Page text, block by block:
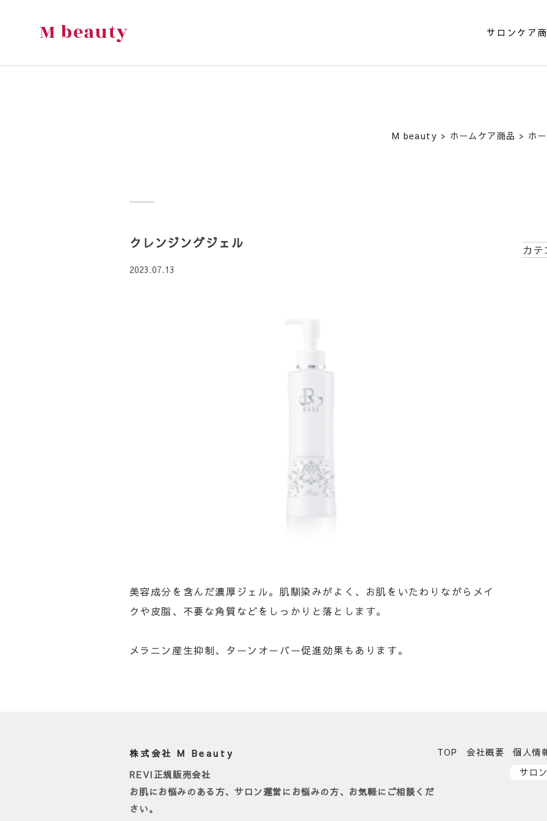
M beauty サロンケア
M beauty > ホームケア商品 > ホ
クレンジングジェル
2023.07.13
美容成分を含んだ濃厚ジェル。肌馴染みがよく、お肌をいたわりながらメイ
クや皮脂、不要な角質などをしっかりと落とします。
メラニン産生抑制、ターンオーバー促進効果もあります。
カ
株式会社 M Beauty
REVI正規販売会社
お肌にお悩みのある方、サロン運営にお悩みの方、お気軽にご相談くだ
さい。
TOP 会社概要
個人情
サロ